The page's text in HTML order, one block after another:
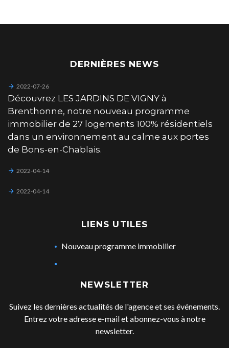
DERNIÈRES NEWS
2022-07-26
Découvrez LES JARDINS DE VIGNY à
Brenthonne, notre nouveau programme
immobilier de 27 logements 100% résidentiels
dans un environnement au calme aux portes
de Bons-en-Chablais.
2022-04-14
2022-04-14
LIENS UTILES
Nouveau programme immobilier
NEWSLETTER
Suivez les dernières actualités de l'agence et ses événements.
Entrez votre adresse e-mail et abonnez-vous à notre
newsletter.